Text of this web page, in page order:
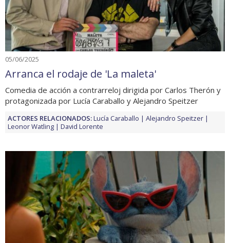
05/06/2025
Arranca el rodaje de 'La maleta'
Comedia de acción a contrarreloj dirigida por Carlos Therón y
protagonizada por Lucía Caraballo y Alejandro Speitzer
ACTORES RELACIONADOS:Lucía Caraballo
Alejandro Speitzer
Leonor Watling
David Lorente